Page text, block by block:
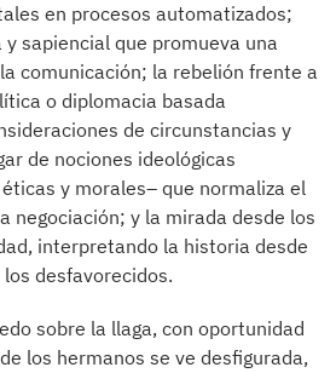
en procesos automatizados;
sapiencial que promueva una
comunicación; la rebelión frente a
o diplomacia basada
de circunstancias y
de nociones ideológicas
y morales– que normaliza el
negociación; y la mirada desde los
interpretando la historia desde
desfavorecidos.
sobre la llaga, con oportunidad
los hermanos se ve desfigurada,